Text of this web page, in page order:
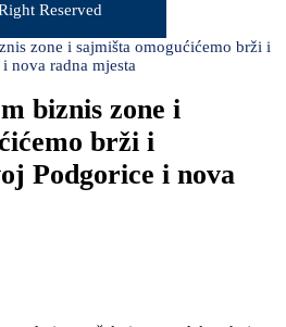
Reserved
zone i sajmišta omogućićemo brži i
nova radna mjesta
biznis zone i
brži i
Podgorice i nova